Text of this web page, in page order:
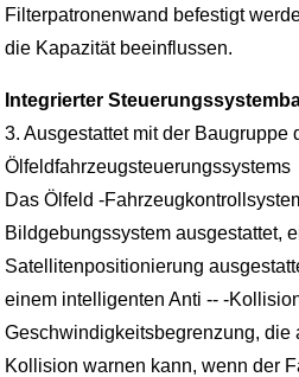
Filterpatronenwand befestigt
die Kapazität beeinflussen.
Integrierter
3. Ausgestattet mit der Baugruppe
Ölfeldfahrzeugsteuerungssystems
Das Ölfeld -
Bildgebungssystem ausgestattet,
Satellitenpositionierung
einem intelligenten Anti -- -
Geschwindigkeitsbegrenzung, die
Kollision warnen kann, wenn der